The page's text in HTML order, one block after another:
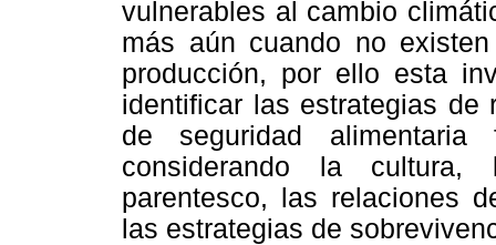
vulnerables al cambio
más aún cuando no
producción, por ello esta
identificar las estrategias de
de seguridad
considerando la
parentesco, las relaciones
las estrategias de